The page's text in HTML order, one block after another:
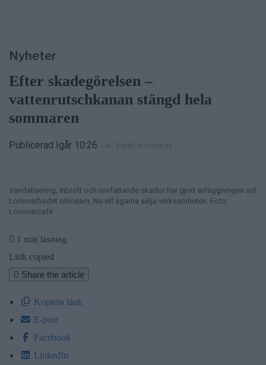
Nyheter
Efter skadegörelsen –
vattenrutschkanan stängd hela
sommaren
Publicerad Igår 10:26 – AV TOBBE RYDSHEIM
Vandalisering, inbrott och omfattande skador har gjort anläggningen vid
Lommarbadet olönsam. Nu vill ägarna sälja verksamheten. Foto:
Lommarcafé
1 min läsning
Link copied
Share the article
Kopiera länk
E-post
Facebook
LinkedIn